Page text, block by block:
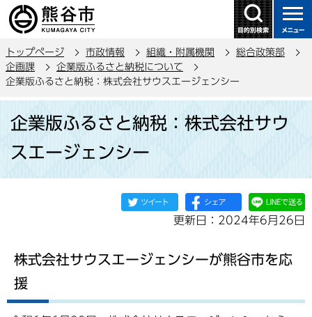
の
ー
ジ
トップページ 市政情報 組織・附属機関
総合政策部
企画課
企業版ふるさと納税について
企業版ふるさと納税：株式会社サウスエージェンシー
か
企業版ふるさと納税：株式会社サウ
スエージェンシー
更新日：2024年6月26日
株式会社サウスエージェンシーが熊谷市を応
援